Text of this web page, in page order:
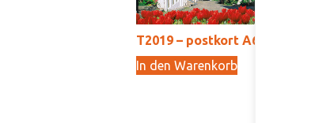
T2019 – postkort A6
In den Warenkorb